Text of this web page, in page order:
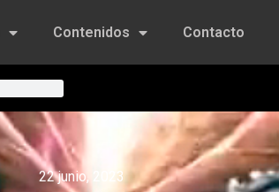
Contenidos Contacto
22 junio, 2023